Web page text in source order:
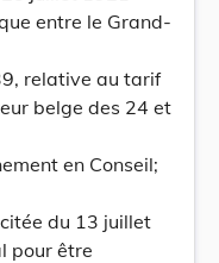
entre le Grand-
relative au tarif
belge des 24 et
en Conseil;
du 13 juillet
pour être